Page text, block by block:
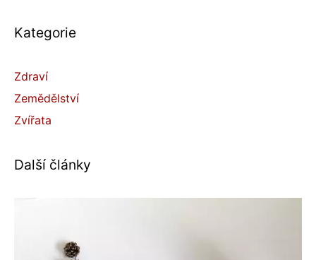
Kategorie
Zdraví
Zemědělství
Zvířata
Další články